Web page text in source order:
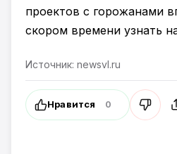
проектов с горожанами
скором времени узнать
Источник: newsvl.ru
Нравится 0